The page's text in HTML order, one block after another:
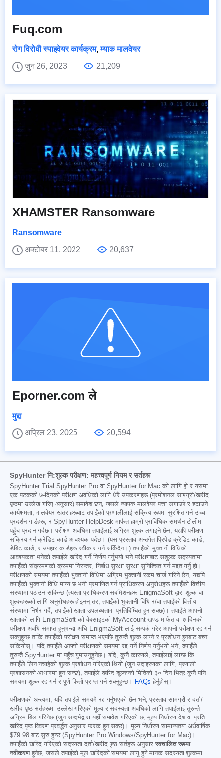
Fuq.com
रोग विरोधी स्पाइवेयर कार्यक्रम,म्याक मालवेयर
जुन 26, 2023
21,209
XHAMSTER Ransomware
Ransomware
अक्टोबर 11, 2022
20,637
Eporner.com ले
मुद्दा
अप्रिल 23, 2025
20,594
SpyHunter नि:शुल्क परीक्षण: महत्त्वपूर्ण नियम र सर्तहरू
SpyHunter Trial SpyHunter Pro वा SpyHunter for Mac को लागि हो र यसमा
एक पटकको ७-दिनको परीक्षण अवधिको लागि धेरै उपकरणहरू (प्रमोशनल सामग्री/खरीद
पृष्ठमा उल्लेख गरिए अनुसार) समावेश छन्, जसले व्यापक मालवेयर पत्ता लगाउने र हटाउने
कार्यक्षमता, मालवेयर खतराहरूबाट तपाईंको प्रणालीलाई सक्रिय रूपमा सुरक्षित गर्न उच्च-
प्रदर्शन गार्डहरू, र SpyHunter HelpDesk मार्फत हाम्रो प्राविधिक समर्थन टोलीमा
पहुँच प्रदान गर्दछ। परीक्षण अवधिमा तपाईंलाई अग्रिम शुल्क लगाइने छैन, यद्यपि परीक्षण
सक्रिय गर्न क्रेडिट कार्ड आवश्यक पर्दछ। (यस प्रस्ताव अन्तर्गत प्रिपेड क्रेडिट कार्ड,
डेबिट कार्ड, र उपहार कार्डहरू स्वीकार गर्न सकिँदैन।) तपाईंको भुक्तानी विधिको
आवश्यकता भनेको तपाईंले खरिद गर्ने निर्णय गर्नुभयो भने परीक्षणबाट सशुल्क सदस्यतामा
तपाईंको संक्रमणको क्रममा निरन्तर, निर्बाध सुरक्षा सुरक्षा सुनिश्चित गर्न मद्दत गर्नु हो।
परीक्षणको समयमा तपाईंको भुक्तानी विधिमा अग्रिम भुक्तानी रकम चार्ज गरिने छैन, यद्यपि
तपाईंको भुक्तानी विधि मान्य छ भनी प्रमाणित गर्न प्राधिकरण अनुरोधहरू तपाईंको वित्तीय
संस्थामा पठाउन सकिन्छ (त्यस्ता प्राधिकरण सबमिशनहरू EnigmaSoft द्वारा शुल्क वा
शुल्कहरूको लागि अनुरोधहरू होइनन् तर, तपाईंको भुक्तानी विधि र/वा तपाईंको वित्तीय
संस्थामा निर्भर गर्दै, तपाईंको खाता उपलब्धतामा प्रतिबिम्बित हुन सक्छ)। तपाईंले आफ्नो
खाताको लागि EnigmaSoft को वेबसाइटको MyAccount खण्ड मार्फत वा ७-दिनको
परीक्षण अवधि समाप्त हुनुभन्दा अघि EnigmaSoft लाई सम्पर्क गरेर आफ्नो परीक्षण रद्द गर्न
सक्नुहुन्छ ताकि तपाईंको परीक्षण समाप्त भएपछि तुरुन्तै शुल्क लाग्ने र प्रशोधन हुनबाट बच्न
सकियोस्। यदि तपाईंले आफ्नो परीक्षणको समयमा रद्द गर्ने निर्णय गर्नुभयो भने, तपाईंले
तुरुन्तै SpyHunter मा पहुँच गुमाउनुहुनेछ। यदि, कुनै कारणले, तपाईंलाई लाग्छ कि
तपाईंले लिन नचाहेको शुल्क प्रशोधन गरिएको थियो (जुन उदाहरणका लागि, प्रणाली
प्रशासनको आधारमा हुन सक्छ), तपाईंले खरिद शुल्कको मितिको ३० दिन भित्र कुनै पनि
समयमा शुल्क रद्द गर्न र पूर्ण फिर्ता प्राप्त गर्न सक्नुहुन्छ।
FAQs हेर्नुहोस्।
परीक्षणको अन्त्यमा, यदि तपाईंले समयमै रद्द गर्नुभएको छैन भने, प्रस्ताव सामग्री र दर्ता/
खरीद पृष्ठ सर्तहरूमा उल्लेख गरिएको मूल्य र सदस्यता अवधिको लागि तपाईंलाई तुरुन्तै
अग्रिम बिल गरिनेछ (जुन सन्दर्भद्वारा यहाँ समावेश गरिएको छ; मूल्य निर्धारण देश वा प्रति
खरिद पृष्ठ विवरण प्रवर्द्धन अनुसार फरक हुन सक्छ)। मूल्य निर्धारण सामान्यतया अर्धवार्षिक
$79.98 बाट सुरु हुन्छ (SpyHunter Pro Windows/SpyHunter for Mac)।
तपाईंको खरिद गरिएको सदस्यता दर्ता/खरीद पृष्ठ सर्तहरू अनुसार स्वचालित रूपमा
नवीकरणहुनेछ, जसले तपाईंको मूल खरिदको समयमा लागू हुने मानक सदस्यता शुल्कमा